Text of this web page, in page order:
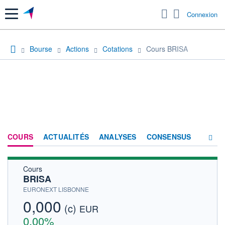
Menu Connexion
Bourse Actions Cotations Cours BRISA
COURS ACTUALITÉS ANALYSES CONSENSUS
Cours
BRISA
EURONEXT LISBONNE
0,000 (c) EUR
0,00%